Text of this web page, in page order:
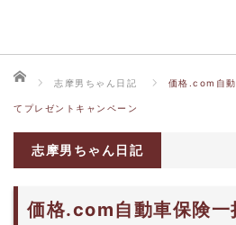
ホーム
志摩男ちゃん日記 価格.com自動
てプレゼントキャンペーン
志摩男ちゃん日記
価格.com自動車保険一